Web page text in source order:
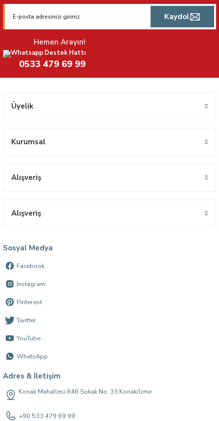
Kaydol
Hemen Arayın!
Whatsapp Destek Hattı
0533 479 69 99
Üyelik
Kurumsal
Alışveriş
Alışveriş
Sosyal Medya
Facebook
Instagram
Pinterest
Twitter
YouTube
WhatsApp
Adres & İletişim
Konak Mahallesi 846 Sokak No: 33 Konak/İzmir
+90 533 479 69 99